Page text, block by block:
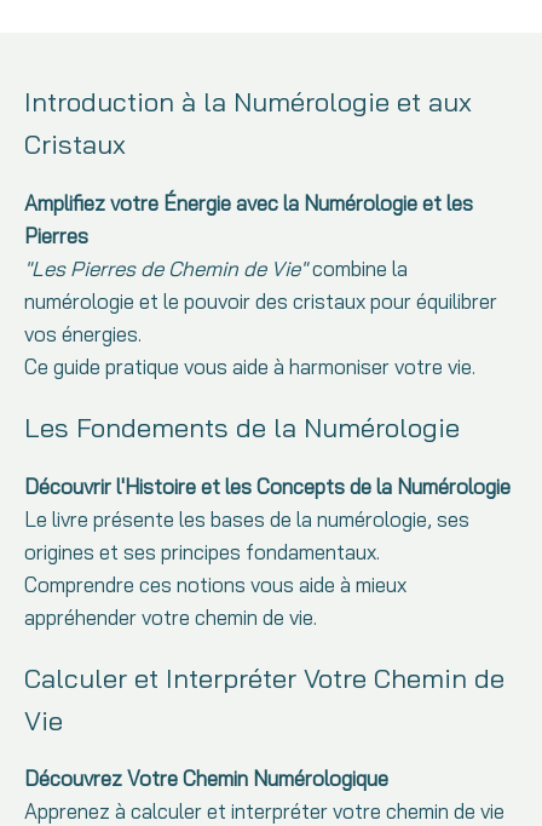
Introduction à la Numérologie et aux
Cristaux
Amplifiez votre Énergie avec la Numérologie et les
Pierres
"Les Pierres de Chemin de Vie"combine la
numérologie et le pouvoir des cristaux pour équilibrer
vos énergies.
Ce guide pratique vous aide à harmoniser votre vie.
Les Fondements de la Numérologie
Découvrir l'Histoire et les Concepts de la Numérologie
Le livre présente les bases de la numérologie, ses
origines et ses principes fondamentaux.
Comprendre ces notions vous aide à mieux
appréhender votre chemin de vie.
Calculer et Interpréter Votre Chemin de
Vie
Découvrez Votre Chemin Numérologique
Apprenez à calculer et interpréter votre chemin de vie